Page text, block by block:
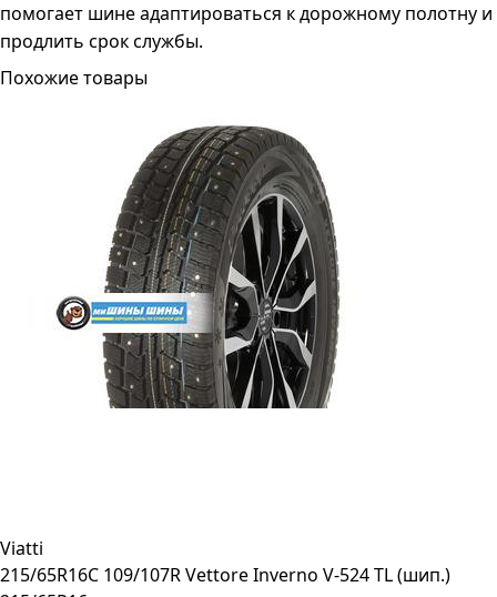
помогает шине адаптироваться к дорожному полотну и
продлить срок службы.
Похожие товары
Viatti
215/65R16C 109/107R Vettore Inverno V-524 TL (шип.)